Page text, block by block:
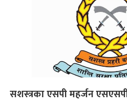
सशस्त्रका एसपी महर्जन